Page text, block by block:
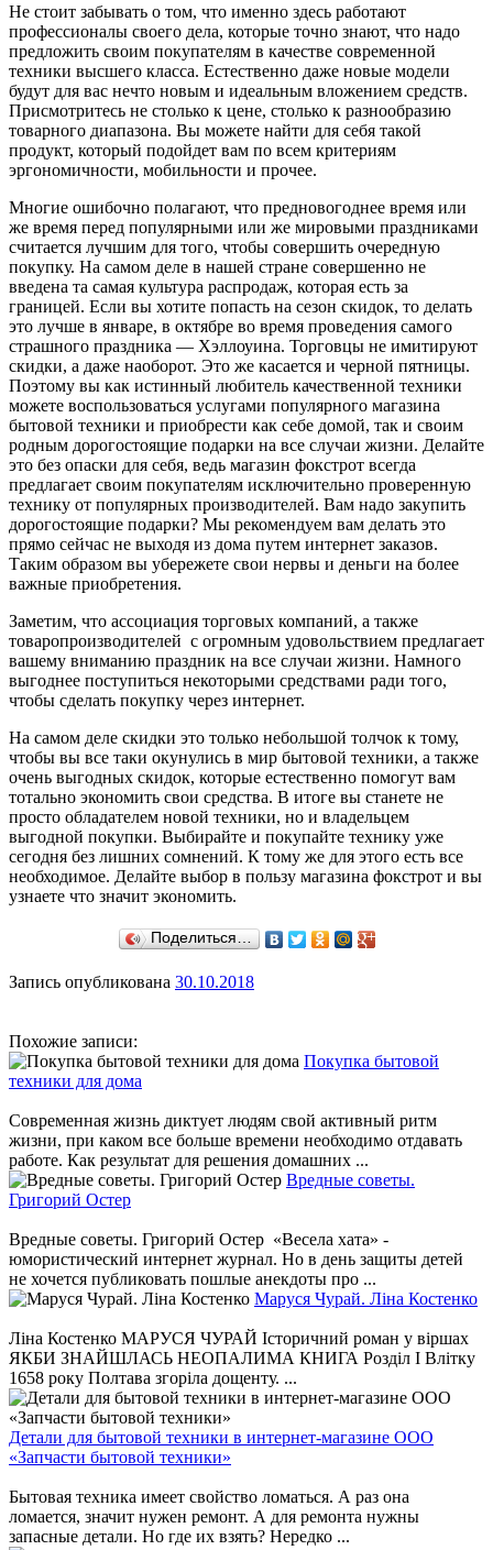
Не стоит забывать о том, что именно здесь работают
профессионалы своего дела, которые точно знают, что надо
предложить своим покупателям в качестве современной
техники высшего класса. Естественно даже новые модели
будут для вас нечто новым и идеальным вложением средств.
Присмотритесь не столько к цене, столько к разнообразию
товарного диапазона. Вы можете найти для себя такой
продукт, который подойдет вам по всем критериям
эргономичности, мобильности и прочее.
Многие ошибочно полагают, что предновогоднее время или
же время перед популярными или же мировыми праздниками
считается лучшим для того, чтобы совершить очередную
покупку. На самом деле в нашей стране совершенно не
введена та самая культура распродаж, которая есть за
границей. Если вы хотите попасть на сезон скидок, то делать
это лучше в январе, в октябре во время проведения самого
страшного праздника — Хэллоуина. Торговцы не имитируют
скидки, а даже наоборот. Это же касается и черной пятницы.
Поэтому вы как истинный любитель качественной техники
можете воспользоваться услугами популярного магазина
бытовой техники и приобрести как себе домой, так и своим
родным дорогостоящие подарки на все случаи жизни. Делайте
это без опаски для себя, ведь магазин фокстрот всегда
предлагает своим покупателям исключительно проверенную
технику от популярных производителей. Вам надо закупить
дорогостоящие подарки? Мы рекомендуем вам делать это
прямо сейчас не выходя из дома путем интернет заказов.
Таким образом вы убережете свои нервы и деньги на более
важные приобретения.
Заметим, что ассоциация торговых компаний, а также
товаропроизводителей с огромным удовольствием предлагает
вашему вниманию праздник на все случаи жизни. Намного
выгоднее поступиться некоторыми средствами ради того,
чтобы сделать покупку через интернет.
На самом деле скидки это только небольшой толчок к тому,
чтобы вы все таки окунулись в мир бытовой техники, а также
очень выгодных скидок, которые естественно помогут вам
тотально экономить свои средства. В итоге вы станете не
просто обладателем новой техники, но и владельцем
выгодной покупки. Выбирайте и покупайте технику уже
сегодня без лишних сомнений. К тому же для этого есть все
необходимое. Делайте выбор в пользу магазина фокстрот и вы
узнаете что значит экономить.
Поделиться…
Запись опубликована 30.10.2018
Похожие записи:
Покупка бытовой
техники для дома
Современная жизнь диктует людям свой активный ритм
жизни, при каком все больше времени необходимо отдавать
работе. Как результат для решения домашних ...
Вредные советы.
Григорий Остер
Вредные советы. Григорий Остер «Весела хата» -
юмористический интернет журнал. Но в день защиты детей
не хочется публиковать пошлые анекдоты про ...
Маруся Чурай. Ліна Костенко
Ліна Костенко МАРУСЯ ЧУРАЙ Історичний роман у віршах
ЯКБИ ЗНАЙШЛАСЬ НЕОПАЛИМА КНИГА Розділ І Влітку
1658 року Полтава згоріла дощенту. ...
Детали для бытовой техники в интернет-магазине ООО
«Запчасти бытовой техники»
Бытовая техника имеет свойство ломаться. А раз она
ломается, значит нужен ремонт. А для ремонта нужны
запасные детали. Но где их взять? Нередко ...